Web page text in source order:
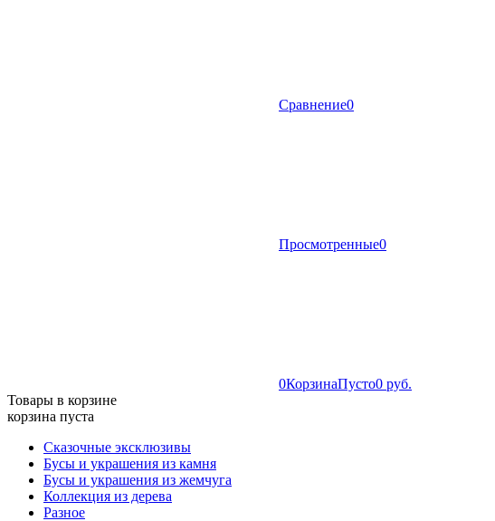
Сравнение0
Просмотренные0
0КорзинаПусто0 руб.
Товары в корзине
корзина пуста
Сказочные эксклюзивы
Бусы и украшения из камня
Бусы и украшения из жемчуга
Коллекция из дерева
Разное